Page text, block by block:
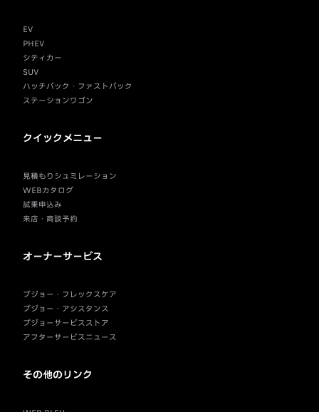
EV
PHEV
シティカー
SUV
ハッチバック・ファストバック
ステーションワゴン
クイックメニュー
見積もりシュミレーション
WEBカタログ
試乗申込み
来店・商談予約
オーナーサービス
プジョー・フレックスケア
プジョー・アシスタンス
プジョーサービスストア
アフターサービスニュース
その他のリンク